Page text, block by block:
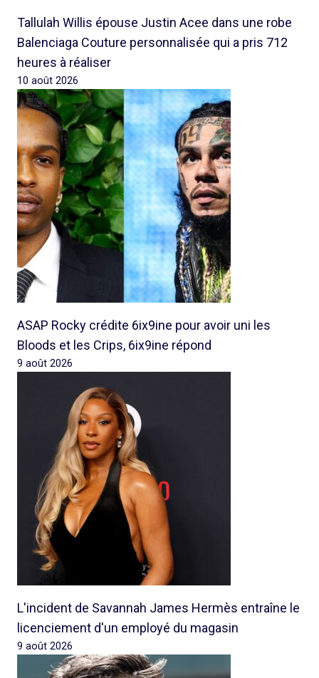
Tallulah Willis épouse Justin Acee dans une robe
Balenciaga Couture personnalisée qui a pris 712
heures à réaliser
10 août 2026
ASAP Rocky crédite 6ix9ine pour avoir uni les
Bloods et les Crips, 6ix9ine répond
9 août 2026
L'incident de Savannah James Hermès entraîne le
licenciement d'un employé du magasin
9 août 2026